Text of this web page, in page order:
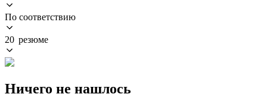
По соответствию
20 резюме
Ничего не нашлось